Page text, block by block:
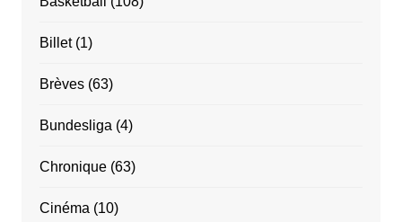
Billet(1)
Brèves(63)
Bundesliga (4)
Chronique(63)
Cinéma (10)